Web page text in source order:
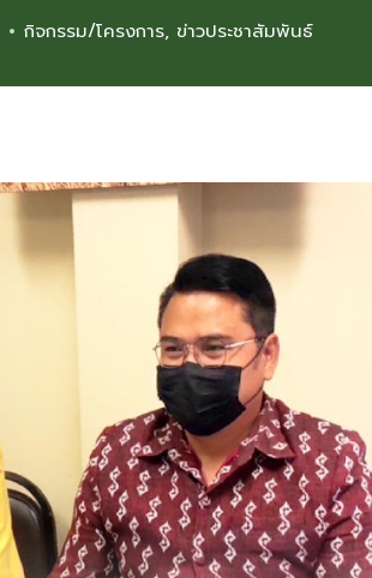
กิจกรรม/โครงการ, ข่าวประชาสัมพันธ์